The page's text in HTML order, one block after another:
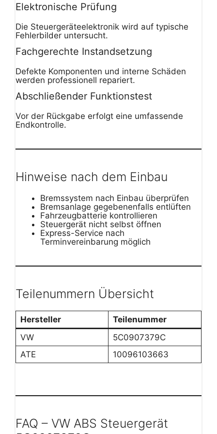
Elektronische Prüfung
Die Steuergeräteelektronik wird auf typische
Fehlerbilder untersucht.
Fachgerechte Instandsetzung
Defekte Komponenten und interne Schäden
werden professionell repariert.
Abschließender Funktionstest
Vor der Rückgabe erfolgt eine umfassende
Endkontrolle.
Hinweise nach dem Einbau
Bremssystem nach Einbau überprüfen
Bremsanlage gegebenenfalls entlüften
Fahrzeugbatterie kontrollieren
Steuergerät nicht selbst öffnen
Express-Service nach
Terminvereinbarung möglich
Teilenummern Übersicht
Hersteller
Teilenummer
VW
5C0907379C
ATE
10096103663
FAQ – VW ABS Steuergerät